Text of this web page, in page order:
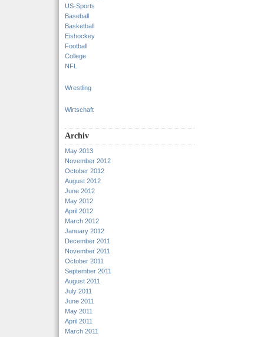
US-Sports
Baseball
Basketball
Eishockey
Football
College
NFL
Wrestling
Wirtschaft
Archiv
May 2013
November 2012
October 2012
August 2012
June 2012
May 2012
April 2012
March 2012
January 2012
December 2011
November 2011
October 2011
September 2011
August 2011
July 2011
June 2011
May 2011
April 2011
March 2011